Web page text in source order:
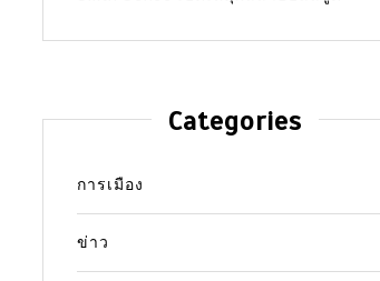
Categories
การเมือง
ข่าว